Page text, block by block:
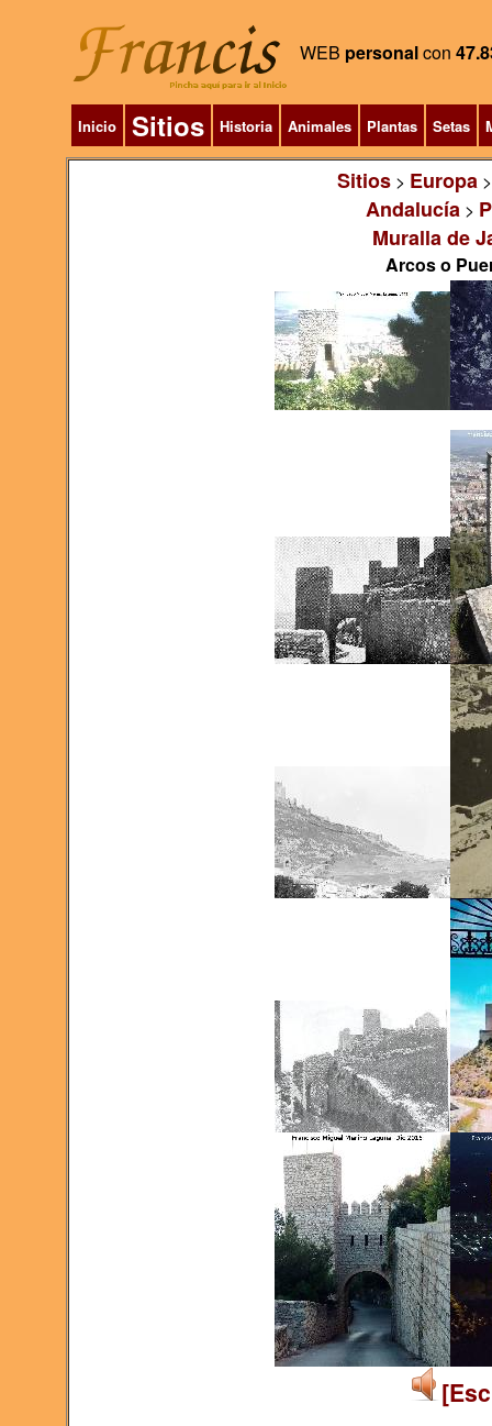
WEB personalcon
Inicio Sitios Historia Animales Plantas Setas
Sitios> Europa
Andalucía >
Muralla de
Arcos o